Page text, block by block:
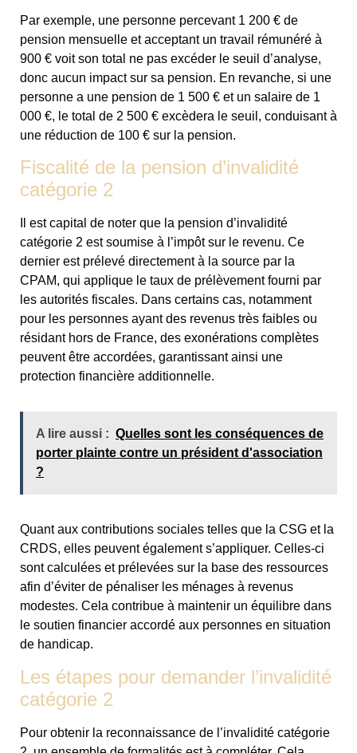
Par exemple, une personne percevant 1 200 € de
pension mensuelle et acceptant un travail rémunéré à
900 € voit son total ne pas excéder le seuil d’analyse,
donc aucun impact sur sa pension. En revanche, si une
personne a une pension de 1 500 € et un salaire de 1
000 €, le total de 2 500 € excèdera le seuil, conduisant à
une réduction de 100 € sur la pension.
Fiscalité de la pension d’invalidité
catégorie 2
Il est capital de noter que la pension d’invalidité
catégorie 2 est soumise à l’impôt sur le revenu. Ce
dernier est prélevé directement à la source par la
CPAM, qui applique le taux de prélèvement fourni par
les autorités fiscales. Dans certains cas, notamment
pour les personnes ayant des revenus très faibles ou
résidant hors de France, des exonérations complètes
peuvent être accordées, garantissant ainsi une
protection financière additionnelle.
A lire aussi : Quelles sont les conséquences de
porter plainte contre un président d'association
?
Quant aux contributions sociales telles que la CSG et la
CRDS, elles peuvent également s’appliquer. Celles-ci
sont calculées et prélevées sur la base des ressources
afin d’éviter de pénaliser les ménages à revenus
modestes. Cela contribue à maintenir un équilibre dans
le soutien financier accordé aux personnes en situation
de handicap.
Les étapes pour demander l’invalidité
catégorie 2
Pour obtenir la reconnaissance de l’invalidité catégorie